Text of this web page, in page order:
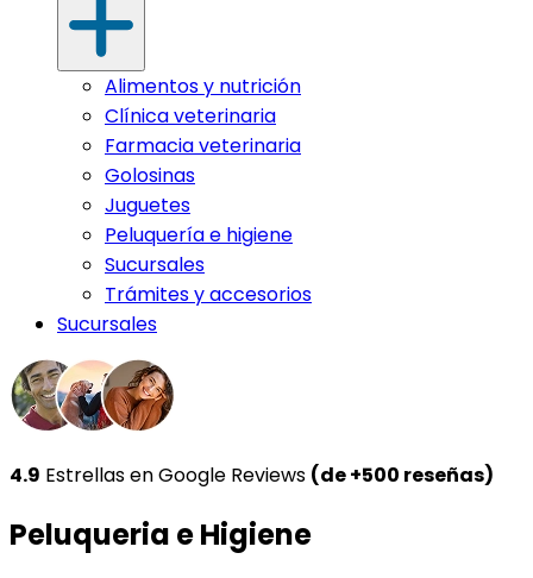
Alimentos y nutrición
Clínica veterinaria
Farmacia veterinaria
Golosinas
Juguetes
Peluquería e higiene
Sucursales
Trámites y accesorios
Sucursales
4.9 Estrellas en Google Reviews (de +500 reseñas)
Peluqueria e Higiene